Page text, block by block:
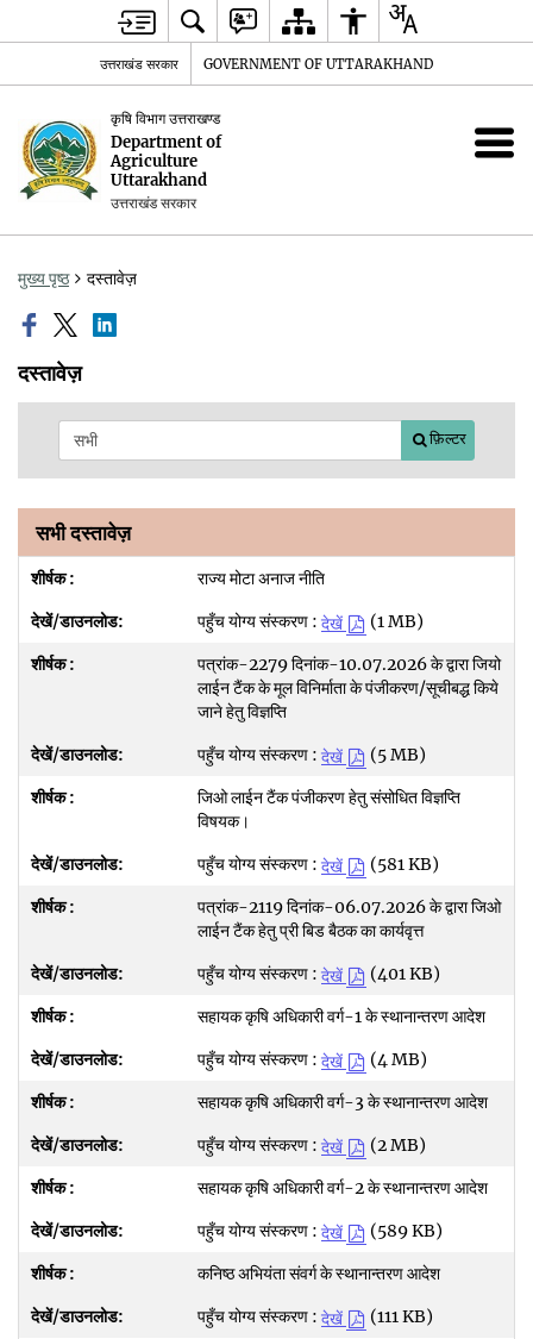
उत्तराखंड सरकार GOVERNMENT OF UTTARAKHAND
कृषि विभाग उत्तराखण्ड
Department of
Agriculture
Uttarakhand
उत्तराखंड सरकार
मुख्य पृष्ठ दस्तावेज़
दस्तावेज़
फ़िल्टर
सभी दस्तावेज़
राज्य मोटा अनाज नीति
पहुँच योग्य संस्करण : देखें
(1 MB)
पत्रांक-2279 दिनांक-10.07.2026 के द्वारा जियो
लाईन टैंक के मूल विनिर्माता के पंजीकरण/सूचीबद्ध किये
जाने हेतु विज्ञप्ति
पहुँच योग्य संस्करण : देखें
(5 MB)
जिओ लाईन टैंक पंजीकरण हेतु संसोधित विज्ञप्ति
विषयक।
पहुँच योग्य संस्करण : देखें
(581 KB)
पत्रांक-2119 दिनांक-06.07.2026 के द्वारा जिओ
लाईन टैंक हेतु प्री बिड बैठक का कार्यवृत्त
पहुँच योग्य संस्करण : देखें
(401 KB)
सहायक कृषि अधिकारी वर्ग-1 के स्थानान्तरण आदेश
पहुँच योग्य संस्करण : देखें
(4 MB)
सहायक कृषि अधिकारी वर्ग-3 के स्थानान्तरण आदेश
पहुँच योग्य संस्करण : देखें
(2 MB)
सहायक कृषि अधिकारी वर्ग-2 के स्थानान्तरण आदेश
पहुँच योग्य संस्करण : देखें
(589 KB)
कनिष्ठ अभियंता संवर्ग के स्थानान्तरण आदेश
पहुँच योग्य संस्करण : देखें
(111 KB)